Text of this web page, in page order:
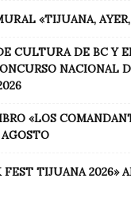
«TIJUANA,
CULTURA DE BC Y
NACIONAL
«LOS
FEST TIJUANA 2026»